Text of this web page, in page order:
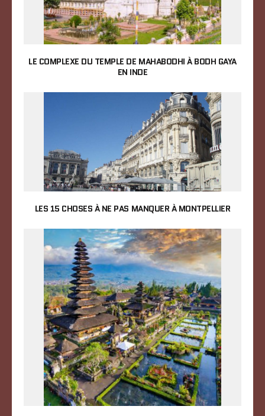
LE COMPLEXE DU TEMPLE DE MAHABODHI À BODH GAYA
EN INDE
LES 15 CHOSES À NE PAS MANQUER À MONTPELLIER